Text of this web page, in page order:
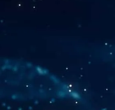
trois compétences
à construire
techniques de
rendent les données
de l'analyse des
de synthèse et les outils